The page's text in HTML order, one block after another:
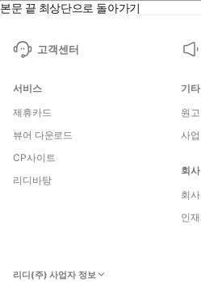
본문 끝 최상단으로 돌아가기
고객센터
서비스
제휴카드
뷰어 다운로드
CP사이트
리디바탕
기
원
사
회사
회
인
리디(주) 사업자 정보